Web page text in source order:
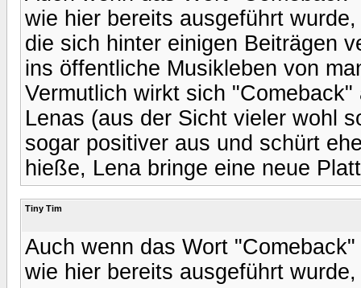
wie hier bereits ausgeführt
die sich hinter einigen Beiträgen
ins öffentliche Musikleben von
Vermutlich wirkt sich
Lenas (aus der Sicht vieler wohl
sogar positiver aus und schürt
hieße, Lena bringe eine neue
Tiny Tim
Auch wenn das Wort
wie hier bereits ausgeführt